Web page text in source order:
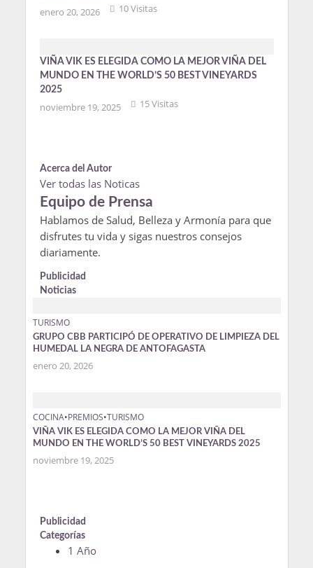
enero 20, 2026 10 Visitas
VIÑA VIK ES ELEGIDA COMO LA MEJOR VIÑA DEL
MUNDO EN THE WORLD’S 50 BEST VINEYARDS
2025
noviembre 19, 2025 15 Visitas
Acerca del Autor
Ver todas las Noticas
Equipo de Prensa
Hablamos de Salud, Belleza y Armonía para que
disfrutes tu vida y sigas nuestros consejos
diariamente.
Publicidad
Noticias
TURISMO
GRUPO CBB PARTICIPÓ DE OPERATIVO DE LIMPIEZA DEL
HUMEDAL LA NEGRA DE ANTOFAGASTA
enero 20, 2026
COCINA•PREMIOS•TURISMO
VIÑA VIK ES ELEGIDA COMO LA MEJOR VIÑA DEL
MUNDO EN THE WORLD’S 50 BEST VINEYARDS 2025
noviembre 19, 2025
Publicidad
Categorías
1 Año